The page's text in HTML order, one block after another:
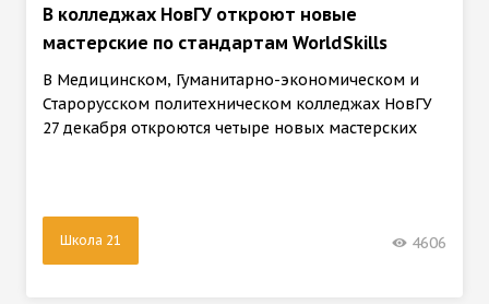
В колледжах НовГУ откроют новые
мастерские по стандартам WorldSkills
В Медицинском, Гуманитарно-экономическом и
Старорусском политехническом колледжах НовГУ
27 декабря откроются четыре новых мастерских
Школа 21 4606